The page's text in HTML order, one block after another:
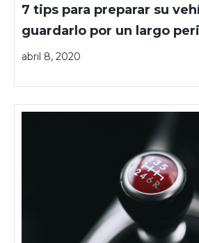
7 tips para preparar su
guardarlo por un largo
abril 8, 2020